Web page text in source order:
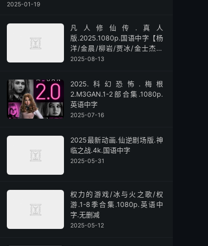
2025-01-19
凡人修仙传.真人
版.2025.1080p.国语中字【杨
洋/金晨/柳岩/贾冰/金士杰】
【全30集】
2025-08-13
2025.科幻恐怖.梅根
2.M3GAN.1-2部合集.1080p.
英语中字
2025-07-16
2025最新动画.仙逆剧场版.神
临之战.4k.国语中字
2025-05-31
权力的游戏/冰与火之歌/权
游.1-8季合集.1080p.英语中
字.无删减
2025-05-12